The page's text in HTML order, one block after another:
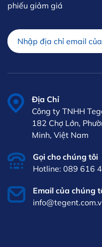
phiếu giảm giá
Địa Chỉ
Công ty TNHH
182 Chợ Lớn,
Minh, Việt Nam
Gọi cho chúng tôi
Hotline: 089 616
Email của chúng